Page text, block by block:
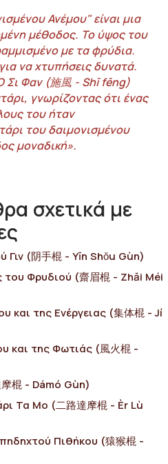
Ανέμου" είναι μια
μέθοδος. Το ύψος του
με τα φρύδια.
να χτυπήσεις δυνατά.
Σι Φαν (施風 - Shīfēng)
γνωρίζοντας ότι ένας
του ήταν
του δαιμονισμένου
μοναδική».
σχετικά με
Γιν (阴手棍 - Yīn Shǒu Gùn)
Φρυδιού (齋眉棍 - Zhāi Méi
και της Ενέργειας (集体棍 - Jí
και της Φωτιάς (風火棍 -
棍 - Dámó Gùn)
Τα Μο (二路達摩棍 - Èr Lù
Πιθήκου (猿猴棍 -